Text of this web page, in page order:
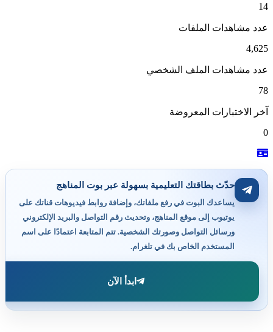
14
عدد مشاهدات الملفات
4,625
عدد مشاهدات الملف الشخصي
78
آخر الاختبارات المعروضة
0
حدّث بطاقتك التعليمية بسهولة عبر بوت المناهج
يساعدك البوت في رفع ملفاتك، وإضافة روابط فيديوهات قناتك على
يوتيوب إلى موقع المناهج، وتحديث رقم التواصل والبريد الإلكتروني
ورسائل التواصل وصورتك الشخصية. تتم المتابعة اعتمادًا على اسم
المستخدم الخاص بك في تلغرام.
ابدأ الآن